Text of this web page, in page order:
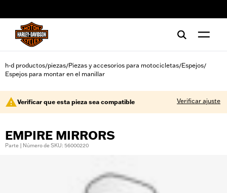
h-d productos/piezas/Piezas y accesorios para motocicletas/Espejos/
Espejos para montar en el manillar
Verificar que esta pieza sea compatible Verificar ajuste
EMPIRE MIRRORS
Parte | Número de SKU: 56000220